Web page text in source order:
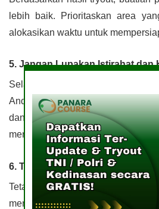
lebih baik. Prioritaskan area
alokasikan waktu untuk
5. Jangan Lupakan Istirahat dan
Selain belajar, jangan lupakan
Anda. Pastikan Anda cukup
dan berolahraga.
menjaga kinerja otak Anda.
6. Tetap Termotivasi
Tetapkan tujuan yang jelas dan
mengapa Anda ingin